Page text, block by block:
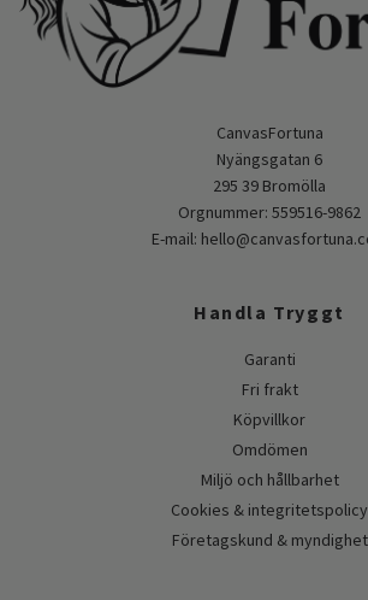
CanvasFortuna
Nyängsgatan 6
295 39 Bromölla
Orgnummer: 559516-9862
E-mail:
Handla Tryggt
Garanti
Fri frakt
Köpvillkor
Omdömen
Miljö och hållbarhet
Cookies & integritetspolicy
Företagskund & myndighet